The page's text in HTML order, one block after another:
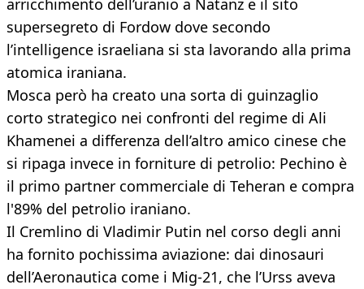
arricchimento dell’uranio a Natanz e il sito
supersegreto di Fordow dove secondo
l’intelligence israeliana si sta lavorando alla prima
atomica iraniana.
Mosca però ha creato una sorta di guinzaglio
corto strategico nei confronti del regime di Ali
Khamenei a differenza dell’altro amico cinese che
si ripaga invece in forniture di petrolio: Pechino è
il primo partner commerciale di Teheran e compra
l'89% del petrolio iraniano.
Il Cremlino di Vladimir Putin nel corso degli anni
ha fornito pochissima aviazione: dai dinosauri
dell’Aeronautica come i Mig-21, che l’Urss aveva